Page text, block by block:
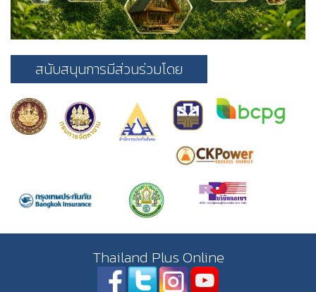
สนับสนุนการมีส่วนร่วมโดย
Thailand Plus Online